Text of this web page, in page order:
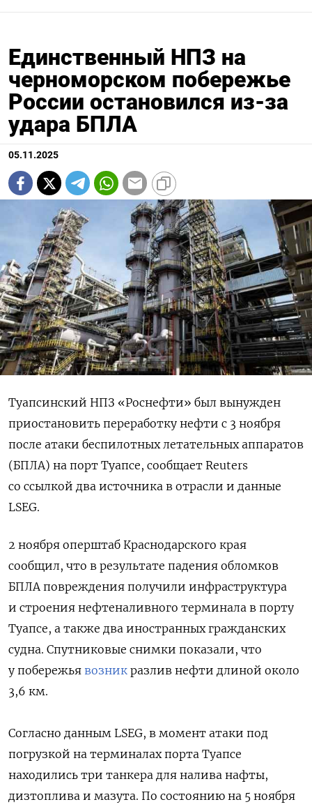
Единственный НПЗ на
черноморском побережье
России остановился из-за
удара БПЛА
05.11.2025
Туапсинский НПЗ «Роснефти» был вынужден
приостановить переработку нефти с 3 ноября
после атаки беспилотных летательных аппаратов
(БПЛА) на порт Туапсе, сообщает Reuters
со ссылкой два источника в отрасли и данные
LSEG.
2 ноября оперштаб Краснодарского края
сообщил, что в результате падения обломков
БПЛА повреждения получили инфраструктура
и строения нефтеналивного терминала в порту
Туапсе, а также два иностранных гражданских
судна. Спутниковые снимки показали, что
у побережья возник разлив нефти длиной около
3,6 км.
Согласно данным LSEG, в момент атаки под
погрузкой на терминалах порта Туапсе
находились три танкера для налива нафты,
дизтоплива и мазута. По состоянию на 5 ноября